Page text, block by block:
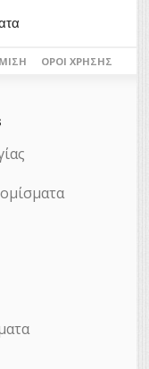
ΌΡΟΙ ΧΡΉΣΗΣ